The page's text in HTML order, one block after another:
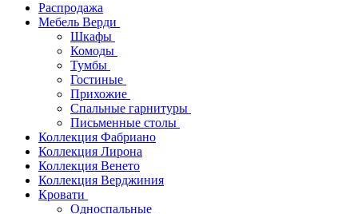
Распродажа
Мебель Верди
Шкафы
Комоды
Тумбы
Гостиные
Прихожие
Спальные гарнитуры
Письменные столы
Коллекция Фабриано
Коллекция Лирона
Коллекция Венето
Коллекция Верджиния
Кровати
Односпальные